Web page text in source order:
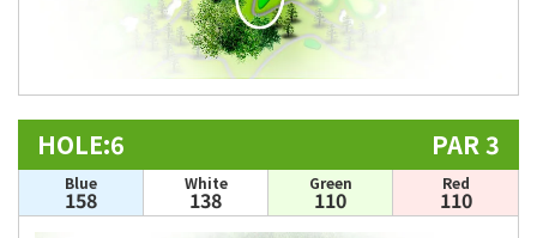
HOLE:6 PAR 3
Blue
158
White
138
Green
110
Red
110